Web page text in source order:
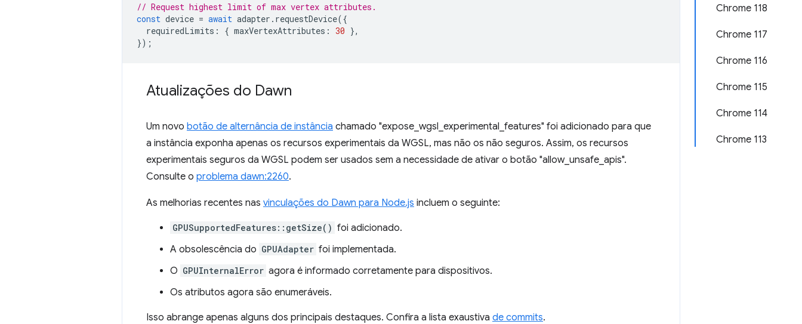
Chrome 118
Chrome 117
Chrome 116
Chrome 115
Chrome 114
Chrome 113
// Request highest limit of max vertex attributes.
const device = await adapter . requestDevice({
requiredLimits : { maxVertexAttributes : 30 },
});
Atualizações do Dawn
Um novo botão de alternância de instância chamado "expose_wgsl_experimental_features" foi adicionado para que
a instância exponha apenas os recursos experimentais da WGSL, mas não os não seguros. Assim, os recursos
experimentais seguros da WGSL podem ser usados sem a necessidade de ativar o botão "allow_unsafe_apis".
Consulte o problema dawn:2260.
As melhorias recentes nas vinculações do Dawn para Node.js incluem o seguinte:
GPUSupportedFeatures::getSize() foi adicionado.
A obsolescência do GPUAdapter foi implementada.
O GPUInternalError agora é informado corretamente para dispositivos.
Os atributos agora são enumeráveis.
Isso abrange apenas alguns dos principais destaques. Confira a lista exaustiva de commits.